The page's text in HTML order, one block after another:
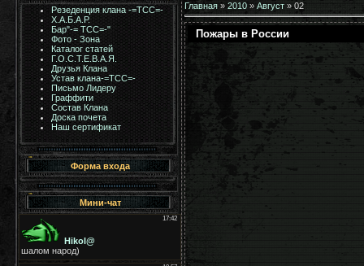
Резеденция клана -=ТСС=-
Х.А.Б.А.Р.
Бар"-= TCC=-"
Фото - Зона
Каталог статей
Г.О.С.Т.Е.В.А.Я.
Друзья Клана
Устав клана-=ТСС=-
Письмо Лидеру
Граффити
Состав Клана
Доска почета
Наш сертификат
Форма входа
Мини-чат
Главная » 2010 » Август » 02
Пожары в России